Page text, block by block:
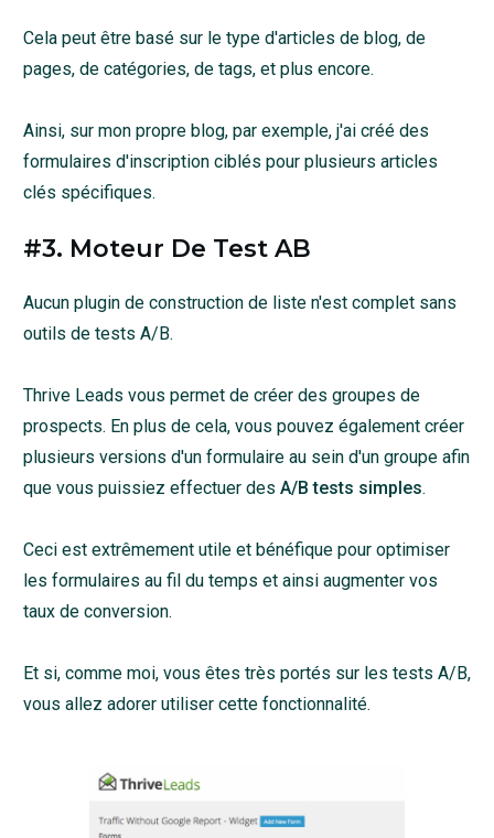
Cela peut être basé sur le type d'articles de blog, de
pages, de catégories, de tags, et plus encore.
Ainsi, sur mon propre blog, par exemple, j'ai créé des
formulaires d'inscription ciblés pour plusieurs articles
clés spécifiques.
#3. Moteur De Test AB
Aucun plugin de construction de liste n'est complet sans
outils de tests A/B.
Thrive Leads vous permet de créer des groupes de
prospects. En plus de cela, vous pouvez également créer
plusieurs versions d'un formulaire au sein d'un groupe afin
que vous puissiez effectuer des A/B tests simples.
Ceci est extrêmement utile et bénéfique pour optimiser
les formulaires au fil du temps et ainsi augmenter vos
taux de conversion.
Et si, comme moi, vous êtes très portés sur les tests A/B,
vous allez adorer utiliser cette fonctionnalité.